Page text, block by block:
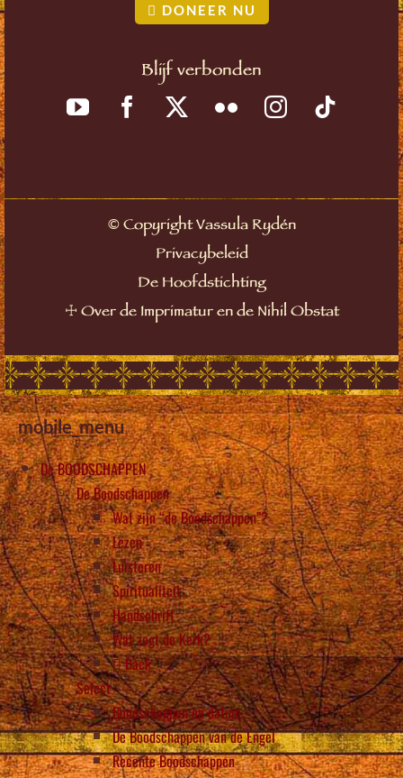
DONEER NU
Blijf verbonden
©Copyright Vassula Rydén
Privacybeleid
De Hoofdstichting
☩ Over de Imprimatur en de Nihil Obstat
mobile_menu
De BOODSCHAPPEN
De Boodschappen
Wat zijn “de Boodschappen”?
Lezen
Luisteren
Spiritualiteit
Handschrift
Wat zegt de Kerk?
Back
Select
Boodschappen op datum
De Boodschappen van de Engel
Recente Boodschappen